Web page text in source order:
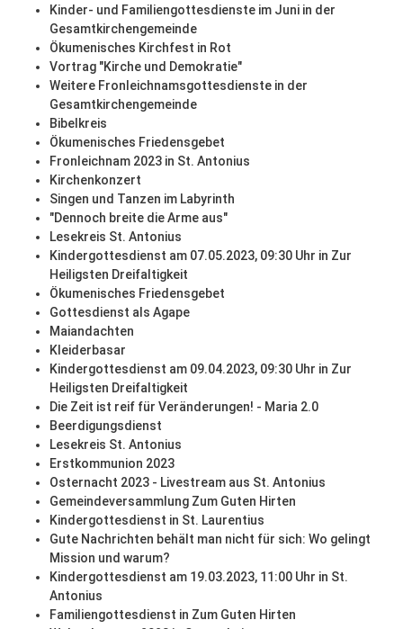
Kinder- und Familiengottesdienste im Juni in der
Gesamtkirchengemeinde
Ökumenisches Kirchfest in Rot
Vortrag "Kirche und Demokratie"
Weitere Fronleichnamsgottesdienste in der
Gesamtkirchengemeinde
Bibelkreis
Ökumenisches Friedensgebet
Fronleichnam 2023 in St. Antonius
Kirchenkonzert
Singen und Tanzen im Labyrinth
"Dennoch breite die Arme aus"
Lesekreis St. Antonius
Kindergottesdienst am 07.05.2023, 09:30 Uhr in Zur
Heiligsten Dreifaltigkeit
Ökumenisches Friedensgebet
Gottesdienst als Agape
Maiandachten
Kleiderbasar
Kindergottesdienst am 09.04.2023, 09:30 Uhr in Zur
Heiligsten Dreifaltigkeit
Die Zeit ist reif für Veränderungen! - Maria 2.0
Beerdigungsdienst
Lesekreis St. Antonius
Erstkommunion 2023
Osternacht 2023 - Livestream aus St. Antonius
Gemeindeversammlung Zum Guten Hirten
Kindergottesdienst in St. Laurentius
Gute Nachrichten behält man nicht für sich: Wo gelingt
Mission und warum?
Kindergottesdienst am 19.03.2023, 11:00 Uhr in St.
Antonius
Familiengottesdienst in Zum Guten Hirten